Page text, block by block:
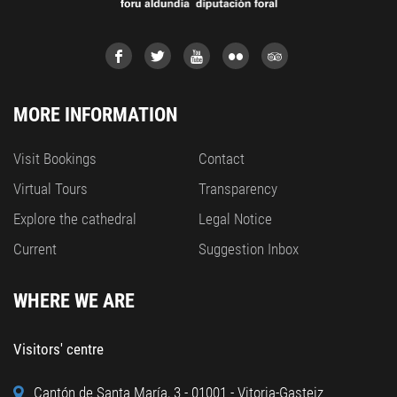
MORE INFORMATION
Visit Bookings
Virtual Tours
Explore the cathedral
Current
Contact
Transparency
Legal Notice
Suggestion Inbox
WHERE WE ARE
Visitors' centre
Cantón de Santa María, 3 - 01001 - Vitoria-Gasteiz